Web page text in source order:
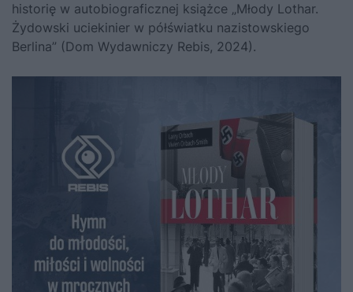
historię w autobiograficznej książce „Młody Lothar.
Żydowski uciekinier w półświatku nazistowskiego
Berlina” (Dom Wydawniczy Rebis, 2024).